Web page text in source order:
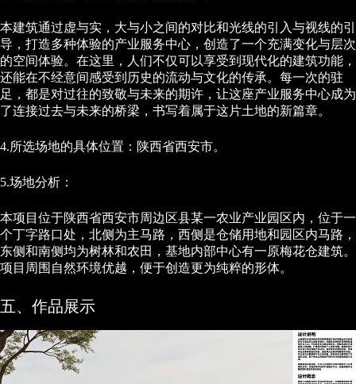
本建筑通过虚与实，大与小之间的对比和光线的引入与视线的引
导，打造多种体验的产业服务中心，创造了一个充满变化与层次
的空间体验。在这里，人们不仅可以享受到现代化的建筑功能，
还能在不经意间感受到历史的流动与文化的传承。每一次的驻
足，都是对过往的致敬与未来的期许，让这座产业服务中心成为
了连接过去与未来的桥梁，书写着属于这片土地的新篇章。
4.所选场地的具体位置：陕西省西安市。
5.场地分析：
本项目位于陕西省西安市周边区县某一农业产业园区内，位于一
个丁字路口处，北侧为主马路，西侧是仓储用地和园区内马路，
东侧和南侧均为树林和农田，基地内部中心有一原梅花仓建筑。
项目周围自然环境优越，便于创造更为纯粹的形体。
五、作品展示